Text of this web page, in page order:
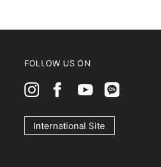
FOLLOW US ON
International Site